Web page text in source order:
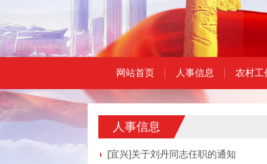
网站首页 人事信息 农村工
人事信息
[宜兴]关于刘丹同志任职的通知